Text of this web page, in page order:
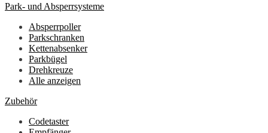
Park- und Absperrsysteme
Absperrpoller
Parkschranken
Kettenabsenker
Parkbügel
Drehkreuze
Alle anzeigen
Zubehör
Codetaster